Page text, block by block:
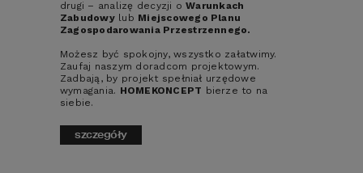
drugi – analizę decyzji oWarunkach
Zabudowylub Miejscowego Planu
Zagospodarowania Przestrzennego.
Możesz być spokojny, wszystko załatwimy.
Zaufaj naszym doradcom projektowym.
Zadbają, by projekt spełniał urzędowe
wymagania. HOMEKONCEPT bierze to na
siebie.
szczegóły
DODATKOWE INFORMACJE:
RZUTY
DANE TECHNICZNE